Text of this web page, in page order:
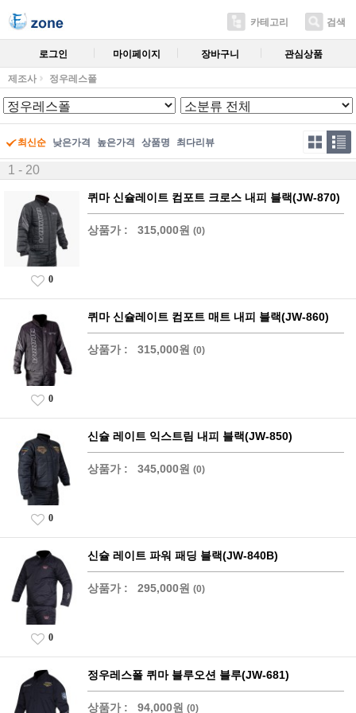
카테고리 검색
로그인 마이페이지 장바구니 관심상품
제조사 정우레스폴
최신순 낮은가격 높은가격 상품명 최다리뷰
1 - 20
퀴마 신슐레이트 컴포트 크로스 내피 블랙(JW-870)
상품가 : 315,000원 (0)
0
퀴마 신슐레이트 컴포트 매트 내피 블랙(JW-860)
상품가 : 315,000원 (0)
0
신슐 레이트 익스트림 내피 블랙(JW-850)
상품가 : 345,000원 (0)
0
신슐 레이트 파워 패딩 블랙(JW-840B)
상품가 : 295,000원 (0)
0
정우레스폴 퀴마 블루오션 블루(JW-681)
상품가 : 94,000원 (0)